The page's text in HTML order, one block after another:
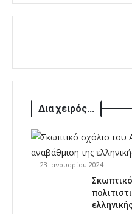
Δια χειρός...
23 Ιανουαρίου 2024